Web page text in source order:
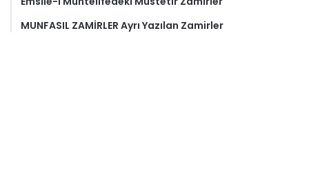
MUNFASIL ZAMİRLER Ayrı Yazılan Zamirler